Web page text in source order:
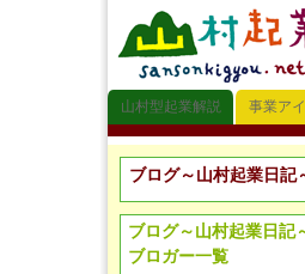
山村型起業解説 事業ア
ブログ～山村起業日記
ブログ～山村起業日記
ブロガー一覧